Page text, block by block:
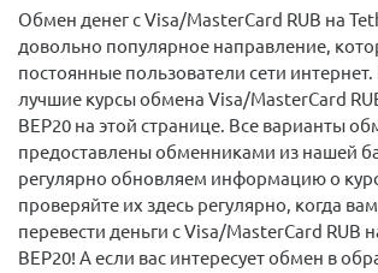
Обмен денег с Visa/MasterCard RUB на
довольно популярное направление,
постоянные пользователи сети
лучшие курсы обмена Visa/MasterCard
BEP20 на этой странице. Все варианты
предоставлены обменниками из нашей
регулярно обновляем информацию о
проверяйте их здесь регулярно, когда
перевести деньги с Visa/MasterCard RUB
BEP20! А если вас интересует обмен в